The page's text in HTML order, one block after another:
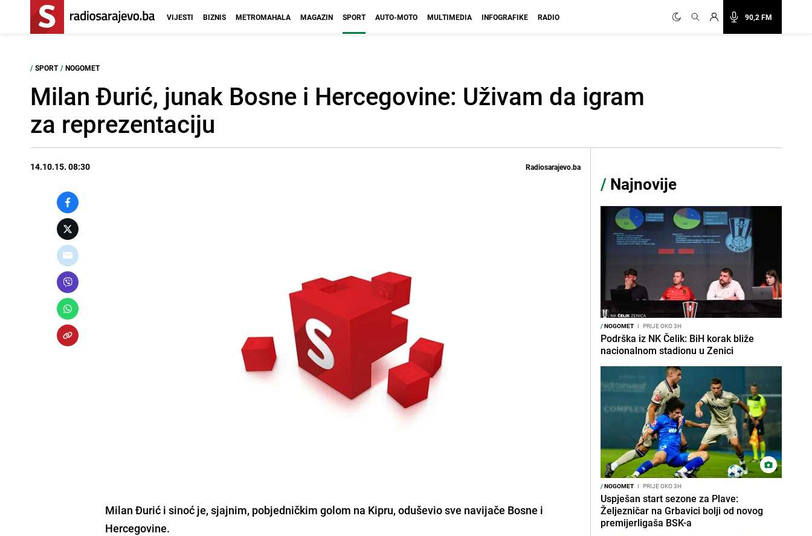
90,2 FM
VIJESTI BIZNIS METROMAHALA MAGAZIN SPORT AUTO-MOTO MULTIMEDIA INFOGRAFIKE RADIO
/ SPORT / NOGOMET
Milan Đurić, junak Bosne i Hercegovine: Uživam da igram
za reprezentaciju
14.10.15. 08:30 Radiosarajevo.ba
Milan Đurić i sinoć je, sjajnim, pobjedničkim golom na Kipru, oduševio sve navijače Bosne i
Hercegovine.
/ Najnovije
/NOGOMET I PRIJE OKO 3H
Podrška iz NK Čelik: BiH korak bliže
nacionalnom stadionu u Zenici
/NOGOMET I PRIJE OKO 3H
Uspješan start sezone za Plave:
Željezničar na Grbavici bolji od novog
premijerligaša BSK-a